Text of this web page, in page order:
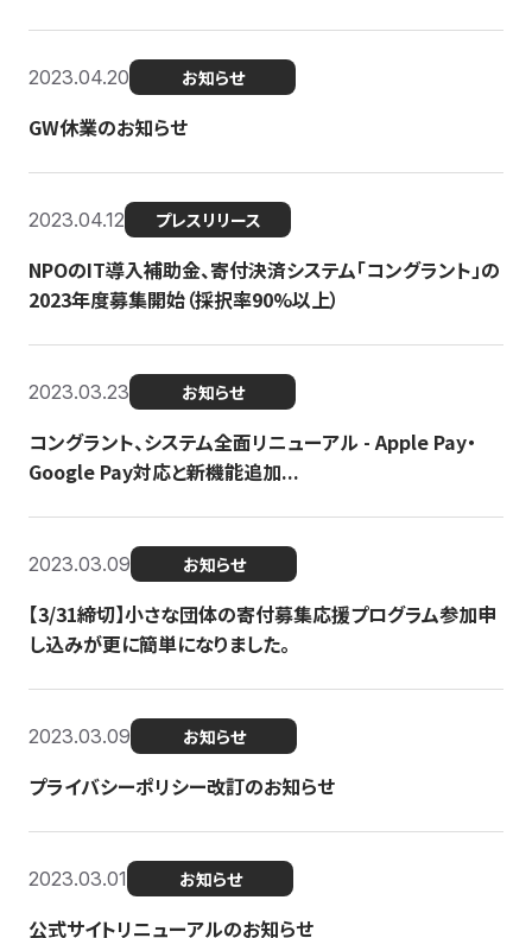
2023.04.20 お知らせ
GW休業のお知らせ
2023.04.12 プレスリリース
NPOのIT導入補助金、寄付決済システム「コングラント」の
2023年度募集開始（採択率90%以上）
2023.03.23 お知らせ
コングラント、システム全面リニューアル - Apple Pay・
Google Pay対応と新機能追加...
2023.03.09 お知らせ
【3/31締切】小さな団体の寄付募集応援プログラム参加申
し込みが更に簡単になりました。
2023.03.09 お知らせ
プライバシーポリシー改訂のお知らせ
2023.03.01 お知らせ
公式サイトリニューアルのお知らせ